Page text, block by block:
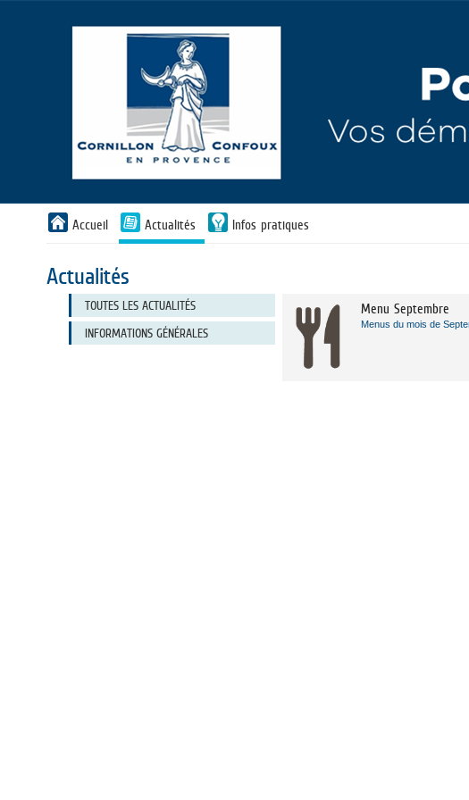
Liste
des
Accueil Actualités Infos pratiques
Actualités
catégories
TOUTES LES ACTUALITÉS
INFORMATIONS GÉNÉRALES
Menu Septembre
Menus du mois de